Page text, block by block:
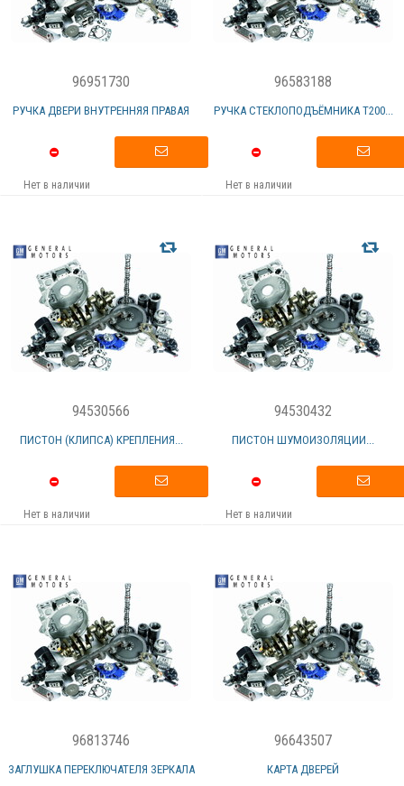
96951730
РУЧКА ДВЕРИ ВНУТРЕННЯЯ ПРАВАЯ
Нет в наличии
96583188
РУЧКА СТЕКЛОПОДЪЁМНИКА Т200...
Нет в наличии
94530566
ПИСТОН (КЛИПСА) КРЕПЛЕНИЯ...
Нет в наличии
94530432
ПИСТОН ШУМОИЗОЛЯЦИИ...
Нет в наличии
96813746
ЗАГЛУШКА ПЕРЕКЛЮЧАТЕЛЯ ЗЕРКАЛА
96643507
КАРТА ДВЕРЕЙ